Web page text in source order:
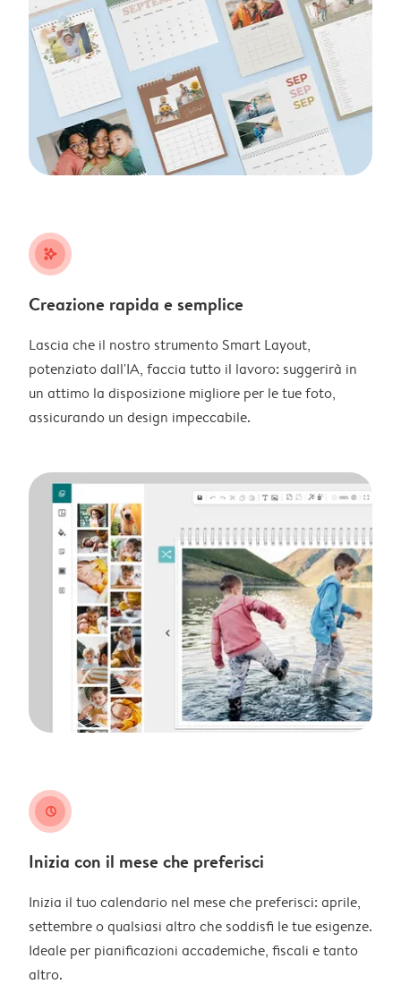
stars_plus
Creazione rapida e semplice
Lascia che il nostro strumento Smart Layout,
potenziato dall'IA, faccia tutto il lavoro: suggerirà in
un attimo la disposizione migliore per le tue foto,
assicurando un design impeccabile.
clock
Inizia con il mese che preferisci
Inizia il tuo calendario nel mese che preferisci: aprile,
settembre o qualsiasi altro che soddisfi le tue esigenze.
Ideale per pianificazioni accademiche, fiscali e tanto
altro.